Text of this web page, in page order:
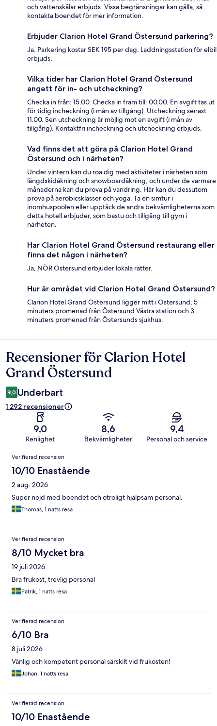
och vattenskålar erbjuds. Vissa begränsningar kan gälla, så
kontakta boendet för mer information.
Erbjuder Clarion Hotel Grand Östersund parkering?
Ja. Parkering kostar SEK 195 per dag. Laddningsstation för elbil
erbjuds.
Vilka tider har Clarion Hotel Grand Östersund
angett för in- och utcheckning?
Checka in från: 15.00. Checka in fram till: 00.00. En avgift tas ut
för tidig incheckning (i mån av tillgång). Utcheckning senast
11.00. Sen utcheckning är möjlig mot en avgift (i mån av
tillgång). Kontaktfri incheckning och utcheckning erbjuds.
Vad finns det att göra på Clarion Hotel Grand
Östersund och i närheten?
Under vintern kan du roa dig med aktiviteter i närheten som
längdskidåkning och snowboardåkning, och under de varmare
månaderna kan du prova på vandring. Här kan du dessutom
prova på aerobicsklasser och yoga. Ta en simtur i
inomhuspoolen eller upptäck de andra bekvämligheterna som
detta hotell erbjuder, som bastu och tillgång till gym i
närheten.
Har Clarion Hotel Grand Östersund restaurang eller
finns det någon i närheten?
Ja, NÒR Östersund erbjuder lokala rätter.
Hur är området vid Clarion Hotel Grand Östersund?
Clarion Hotel Grand Östersund ligger mitt i Östersund, 5
minuters promenad från Östersund Västra station och 3
minuters promenad från Östersunds sjukhus.
Recensioner
Recensioner för Clarion Hotel
Grand Östersund
9,0 Underbart
1 292 recensioner
9,0
Renlighet
8,6
Bekvämligheter
9,4
Personal och service
Recensioner
Verifierad recension
10/10 Enastående
2 aug. 2026
Super nöjd med boendet och otroligt hjälpsam personal.
Thomas, 1 natts resa
Verifierad recension
8/10 Mycket bra
19 juli 2026
Bra frukost, trevlig personal
Patrik, 1 natts resa
Verifierad recension
6/10 Bra
8 juli 2026
Vänlig och kompetent personal särskilt vid frukosten!
Johan, 1 natts resa
Verifierad recension
10/10 Enastående